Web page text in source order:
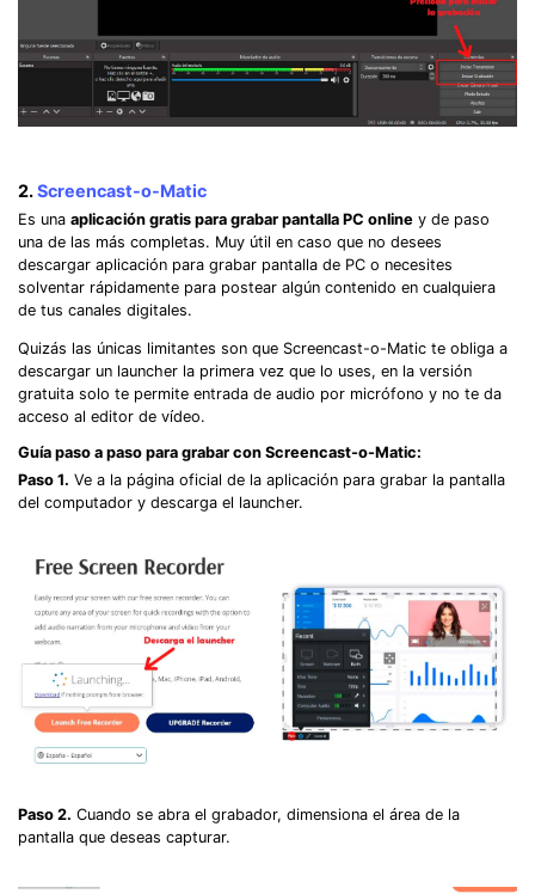
2.Screencast-o-Matic
Es una aplicación gratis para grabar pantalla PC online y de paso
una de las más completas. Muy útil en caso que no desees
descargar aplicación para grabar pantalla de PC o necesites
solventar rápidamente para postear algún contenido en cualquiera
de tus canales digitales.
Quizás las únicas limitantes son que Screencast-o-Matic te obliga a
descargar un launcher la primera vez que lo uses, en la versión
gratuita solo te permite entrada de audio por micrófono y no te da
acceso al editor de vídeo.
Guía paso a paso para grabar con Screencast-o-Matic:
Paso 1. Ve a la página oficial de la aplicación para grabar la pantalla
del computador y descarga el launcher.
Paso 2. Cuando se abra el grabador, dimensiona el área de la
pantalla que deseas capturar.